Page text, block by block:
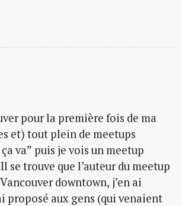
pour la première fois de ma
et) tout plein de meetups
va” puis je vois un meetup
se trouve que l’auteur du meetup
downtown, j’en ai
proposé aux gens (qui venaient